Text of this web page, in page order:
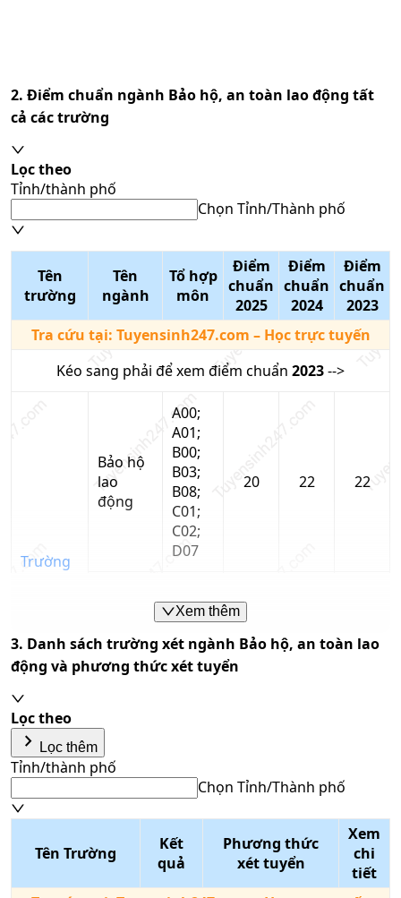
2. Điểm chuẩn ngành Bảo hộ, an toàn lao động tất
cả các trường
Lọc theo
Tỉnh/thành phố
Chọn Tỉnh/Thành phố
Tên
trường
Tên
ngành
Tổ hợp
môn
Điểm
chuẩn
2025
Điểm
chuẩn
2024
Điểm
chuẩn
2023
Tra cứu tại: Tuyensinh247.com – Học trực tuyến
Kéo sang phải để xem điểm chuẩn 2023-->
Trường
Bảo hộ
lao
động
A00;
A01;
B00;
B03;
B08;
C01;
C02;
D07
20 22 22
Chương
trình
hiệu
Khánh
Hòa
A00;
B00;
B03;
Môi
A02;
B00;
B03;
Xem thêm
3. Danh sách trường xét ngành Bảo hộ, an toàn lao
động và phương thức xét tuyển
Lọc theo
keyboard_arrow_right Lọc thêm
Tỉnh/thành phố
Chọn Tỉnh/Thành phố
Nhập tên tổ hợp/mã tổ hợp
Phương thức xét tuyển
Chọn phương thức xét
Tên Trường
Kết
quả
Phương thức
xét tuyển
Xem
chi
tiết